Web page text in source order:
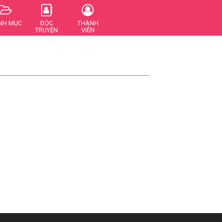
MỤC
ĐỌC
TRUYỆN
THÀNH
VIÊN